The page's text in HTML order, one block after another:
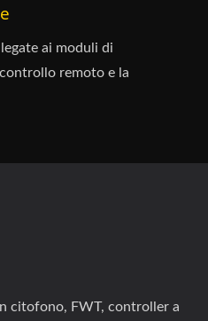
ai moduli di
remoto e la
citofono, FWT, controller a